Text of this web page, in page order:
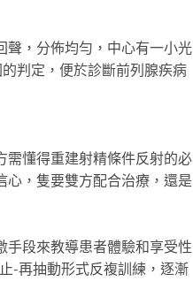
，分佈均勻，中心有一小光
判定，便於診斷前列腺疾病
懂得重建射精條件反射的必
心，隻要雙方配合治療，還是
段來教導患者體驗和享受性
-再抽動形式反複訓練，逐漸